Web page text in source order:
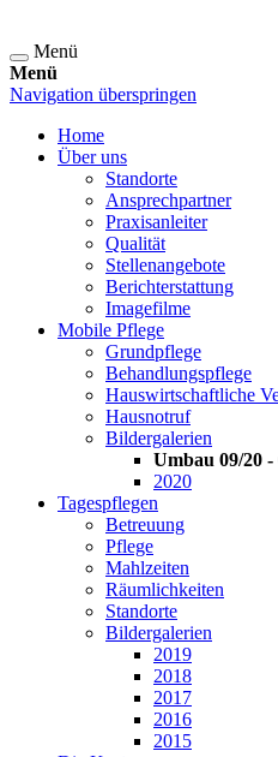
Menü
Menü
Navigation überspringen
Home
Über uns
Standorte
Ansprechpartner
Praxisanleiter
Qualität
Stellenangebote
Berichterstattung
Imagefilme
Mobile Pflege
Grundpflege
Behandlungspflege
Hauswirtschaftliche
Hausnotruf
Bildergalerien
Umbau 09/20 -
2020
Tagespflegen
Betreuung
Pflege
Mahlzeiten
Räumlichkeiten
Standorte
Bildergalerien
2019
2018
2017
2016
2015